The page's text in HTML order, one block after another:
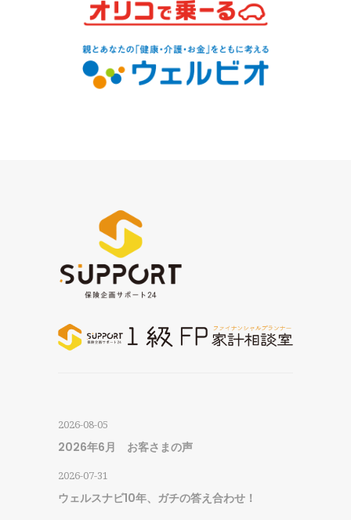
2026-08-05
2026年6月 お客さまの声
2026-07-31
ウェルスナビ10年、ガチの答え合わせ！